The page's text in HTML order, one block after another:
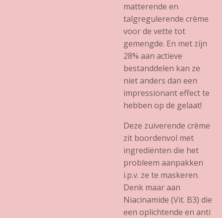
matterende en
talgregulerende crème
voor de vette tot
gemengde. En met zijn
28% aan actieve
bestanddelen kan ze
niet anders dan een
impressionant effect te
hebben op de gelaat!
Deze zuiverende crème
zit boordenvol met
ingrediënten die het
probleem aanpakken
i.p.v. ze te maskeren.
Denk maar aan
Niacinamide (Vit. B3) die
een oplichtende en anti